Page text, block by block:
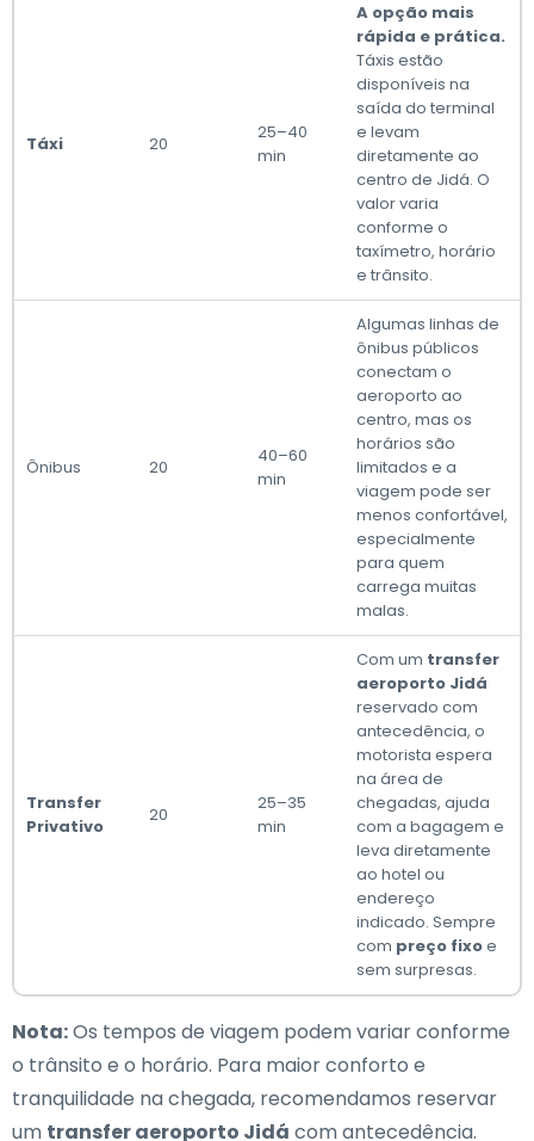
Táxi 20
25–40
min
A opção mais
rápida e prática.
Táxis estão
disponíveis na
saída do terminal
e levam
diretamente ao
centro de Jidá. O
valor varia
conforme o
taxímetro, horário
e trânsito.
Ônibus 20
40–60
min
Algumas linhas de
ônibus públicos
conectam o
aeroporto ao
centro, mas os
horários são
limitados e a
viagem pode ser
menos confortável,
especialmente
para quem
carrega muitas
malas.
Transfer
Privativo
20
25–35
min
Com um transfer
aeroporto Jidá
reservado com
antecedência, o
motorista espera
na área de
chegadas, ajuda
com a bagagem e
leva diretamente
ao hotel ou
endereço
indicado. Sempre
com preço fixoe
sem surpresas.
Nota:Os tempos de viagem podem variar conforme
o trânsito e o horário. Para maior conforto e
tranquilidade na chegada, recomendamos reservar
um transfer aeroporto Jidá com antecedência.